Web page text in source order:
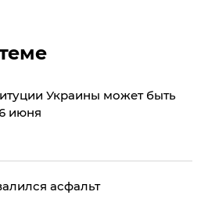
Украины может быть
июня
асфальт